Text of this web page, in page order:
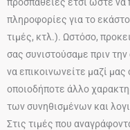
πληροφορίες για το
τιμές, κτλ.). Ωστόσο,
σας συνιστούσαμε πριν
να επικοινωνείτε μαζί
οποιοδήποτε άλλο
των συνηθισμένων και
Στις τιμές που